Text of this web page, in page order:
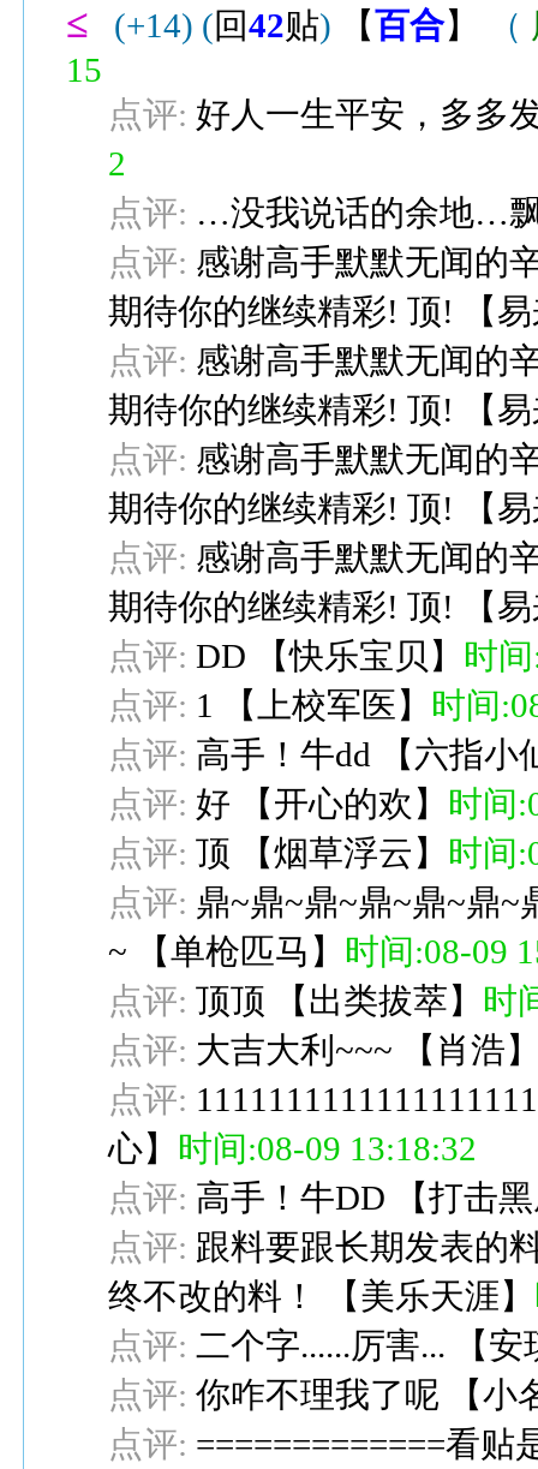
≤
(+14) (回42贴) 【百合】 （
15
点评: 好人一生平安，多多
2
点评: …没我说话的余地…
点评: 感谢高手默默无闻的
期待你的继续精彩! 顶!
【
点评: 感谢高手默默无闻的
期待你的继续精彩! 顶!
【
点评: 感谢高手默默无闻的
期待你的继续精彩! 顶!
【
点评: 感谢高手默默无闻的
期待你的继续精彩! 顶!
【
点评: DD 【快乐宝贝 】 时
点评: 1 【 上校军医】 时间
点评: 高手！牛dd 【六指小
点评: 好 【开心的欢 】 时间
点评: 顶 【烟草浮云 】 时间
点评: 鼎~鼎~鼎~鼎~鼎~鼎~
~
【单枪匹马 】 时间:08-09
点评: 顶顶 【出类拔萃】 时
点评: 大吉大利~~~ 【 肖浩
点评:
心】 时间:08-09 13:18:32
点评: 高手！牛DD 【打击
点评: 跟料要跟长期发表的
终不改的料！
【美乐天涯】
点评: 二个字......厉害... 【安
点评: 你咋不理我了呢 【小
点评: =============看贴